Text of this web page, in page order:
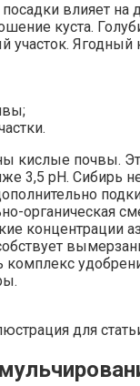
влияет на
куста.
участок. Ягодный
кислые почвы.
3,5 pH. Сибирь не
органическая
концентрации
комплекс
для